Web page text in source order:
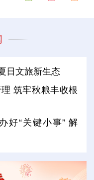
日文旅新生态
筑牢秋粮丰收根
好“关键小事” 解